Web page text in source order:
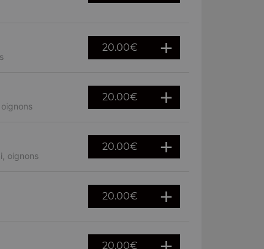
20.00€
20.00€
oignons
20.00€
20.00€
20.00€